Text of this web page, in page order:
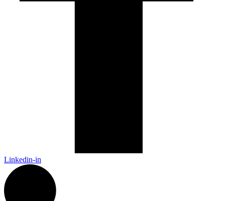
Linkedin-in